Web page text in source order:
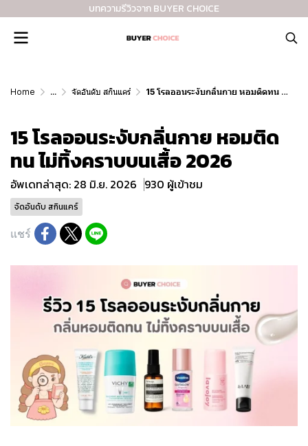
บทความรีวิวจาก BUYER CHOICE
Home ... จัดอันดับ สกินแคร์ 15 โรลออนระงับกลิ่นกาย หอมติดทน ไม่ทิ้งคราบบนเสื้อ 2026
15 โรลออนระงับกลิ่นกาย หอมติด
ทน ไม่ทิ้งคราบบนเสื้อ 2026
อัพเดทล่าสุด: 28 มิ.ย. 2026 930 ผู้เข้าชม
จัดอันดับ สกินแคร์
แชร์